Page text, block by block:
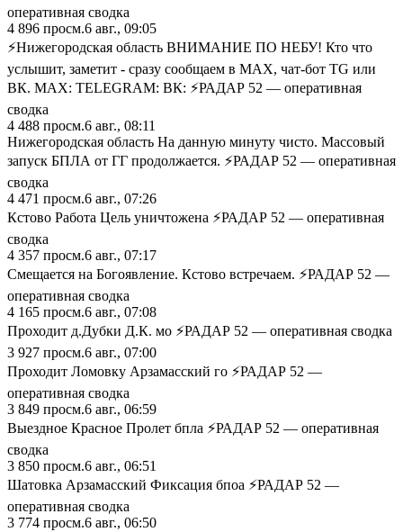
оперативная сводка
4 896 просм.6 авг., 09:05
⚡️Нижегородская область ВНИМАНИЕ ПО НЕБУ! Кто что
услышит, заметит - сразу сообщаем в MAX, чат-бот TG или
ВК. MAX: TELEGRAM: ВК: ⚡️РАДАР 52 — оперативная
сводка
4 488 просм.6 авг., 08:11
Нижегородская область На данную минуту чисто. Массовый
запуск БПЛА от ГГ продолжается. ⚡️РАДАР 52 — оперативная
сводка
4 471 просм.6 авг., 07:26
Кстово Работа Цель уничтожена ⚡️РАДАР 52 — оперативная
сводка
4 357 просм.6 авг., 07:17
Смещается на Богоявление. Кстово встречаем. ⚡️РАДАР 52 —
оперативная сводка
4 165 просм.6 авг., 07:08
Проходит д.Дубки Д.К. мо ⚡️РАДАР 52 — оперативная сводка
3 927 просм.6 авг., 07:00
Проходит Ломовку Арзамасский го ⚡️РАДАР 52 —
оперативная сводка
3 849 просм.6 авг., 06:59
Выездное Красное Пролет бпла ⚡️РАДАР 52 — оперативная
сводка
3 850 просм.6 авг., 06:51
Шатовка Арзамасский Фиксация бпоа ⚡️РАДАР 52 —
оперативная сводка
3 774 просм.6 авг., 06:50